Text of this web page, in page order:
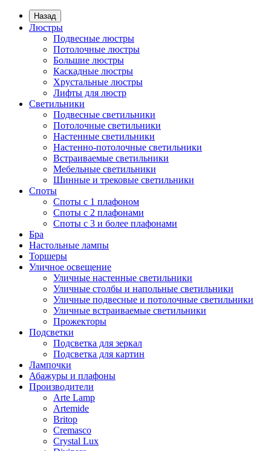
Назад
Люстры
Подвесные люстры
Потолочные люстры
Большие люстры
Каскадные люстры
Хрустальные люстры
Лифты для люстр
Светильники
Подвесные светильники
Потолочные светильники
Настенные светильники
Настенно-потолочные светильники
Встраиваемые светильники
Мебельные светильники
Шинные и трековые светильники
Споты
Споты с 1 плафоном
Споты с 2 плафонами
Споты с 3 и более плафонами
Бра
Настольные лампы
Торшеры
Уличное освещение
Уличные настенные светильники
Уличные столбы и напольные светильники
Уличные подвесные и потолочные светильники
Уличные встраиваемые светильники
Прожекторы
Подсветки
Подсветка для зеркал
Подсветка для картин
Лампочки
Абажуры и плафоны
Производители
Arte Lamp
Artemide
Britop
Cremasco
Crystal Lux